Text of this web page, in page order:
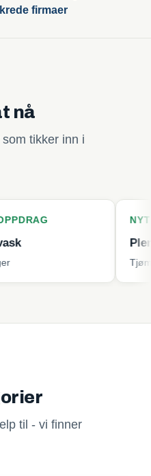
firmaer
nå
tikker inn i
NYTT
Plenklipping
til - vi finner